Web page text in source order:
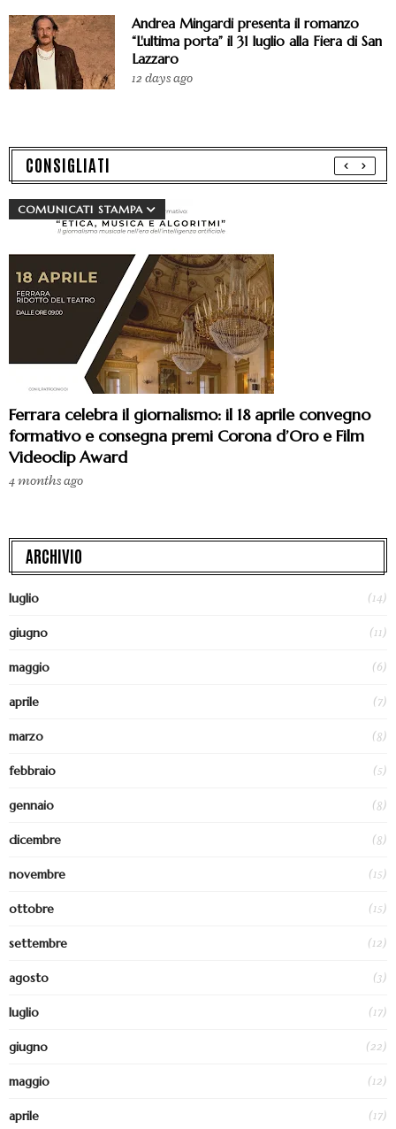
Andrea Mingardi presenta il romanzo
“L'ultima porta” il 31 luglio alla Fiera di San
Lazzaro
12 days ago
CONSIGLIATI
COMUNICATI STAMPA
Ferrara celebra il giornalismo: il 18 aprile convegno
formativo e consegna premi Corona d’Oro e Film
Videoclip Award
4 months ago
ARCHIVIO
luglio (14)
giugno (11)
maggio (6)
aprile (7)
marzo (8)
febbraio (5)
gennaio (8)
dicembre (8)
novembre (15)
ottobre (15)
settembre (12)
agosto (3)
luglio (17)
giugno (22)
maggio (12)
aprile (17)